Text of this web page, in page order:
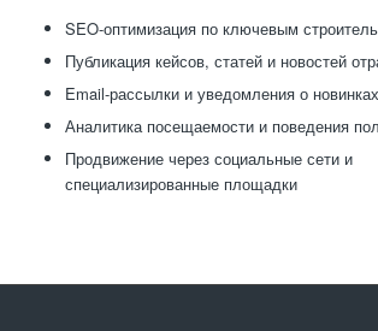
SEO-оптимизация по ключевым
Публикация кейсов, статей и новостей
Email-рассылки и уведомления о
Аналитика посещаемости и поведения
Продвижение через социальные сети и
специализированные площадки